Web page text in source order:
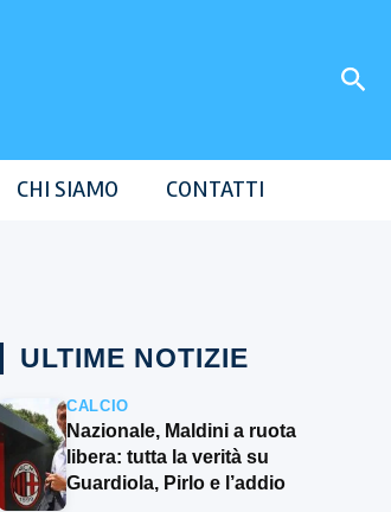
CHI SIAMO CONTATTI
ULTIME NOTIZIE
CALCIO
Nazionale, Maldini a ruota
libera: tutta la verità su
Guardiola, Pirlo e l’addio